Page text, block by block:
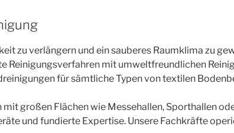
zu verlängern und ein sauberes Raumklima zu
Reinigungsverfahren mit umweltfreundlichen
für sämtliche Typen von textilen
großen Flächen wie Messehallen, Sporthallen
und fundierte Expertise. Unsere Fachkräfte